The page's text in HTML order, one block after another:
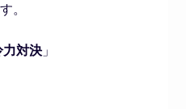
。
力対決」